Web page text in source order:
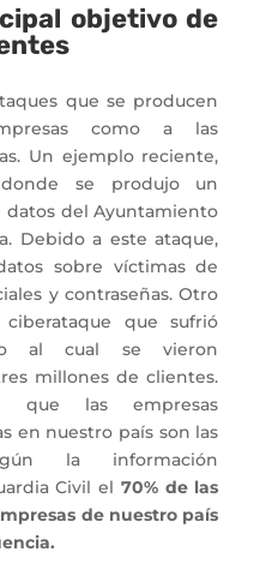
objetivo de
que se producen
como a las
Un ejemplo reciente,
se produjo un
datos del Ayuntamiento
Debido a este ataque,
sobre víctimas de
y contraseñas. Otro
que sufrió
al cual se vieron
millones de clientes.
que las empresas
en nuestro país son las
la información
Civil el 70% de las
de nuestro país